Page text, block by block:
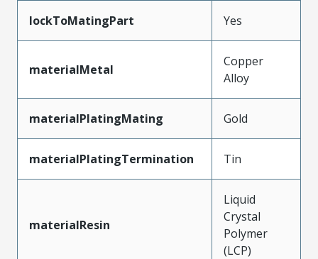
lockToMatingPart Yes
materialMetal
Copper
Alloy
materialPlatingMating Gold
materialPlatingTermination Tin
materialResin
Liquid
Crystal
Polymer
(LCP)